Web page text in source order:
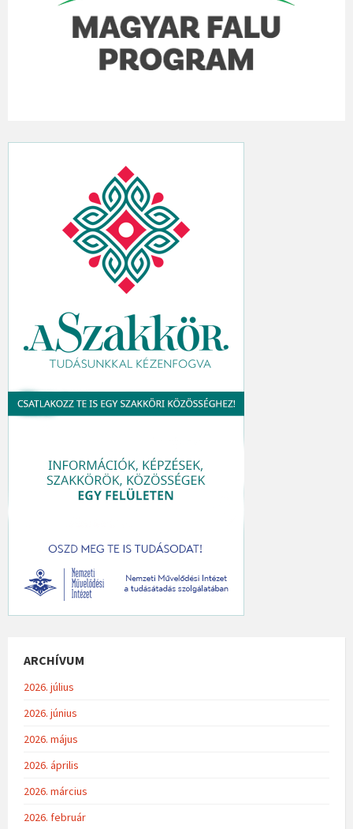
ARCHÍVUM
2026. július
2026. június
2026. május
2026. április
2026. március
2026. február